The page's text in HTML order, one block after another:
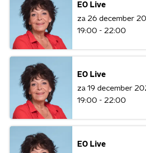
EO Live
za 26 december
19:00 - 22:00
EO Live
za 19 december
19:00 - 22:00
EO Live